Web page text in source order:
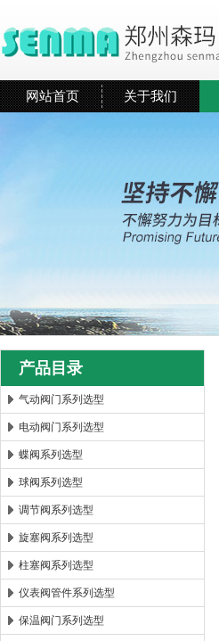
郑州森玛自控阀门有限
网站首页 关于我们
产品目录
气动阀门系列选型
电动阀门系列选型
蝶阀系列选型
球阀系列选型
调节阀系列选型
旋塞阀系列选型
柱塞阀系列选型
仪表阀管件系列选型
保温阀门系列选型